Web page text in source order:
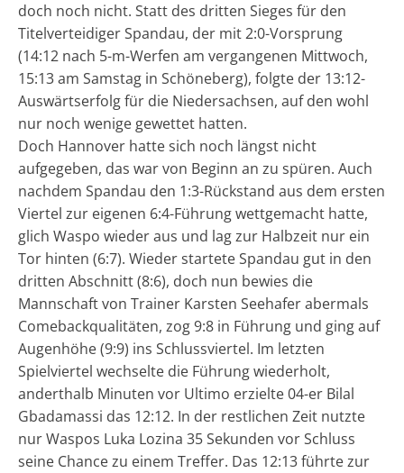
doch noch nicht. Statt des dritten Sieges für den
Titelverteidiger Spandau, der mit 2:0-Vorsprung
(14:12 nach 5-m-Werfen am vergangenen Mittwoch,
15:13 am Samstag in Schöneberg), folgte der 13:12-
Auswärtserfolg für die Niedersachsen, auf den wohl
nur noch wenige gewettet hatten.
Doch Hannover hatte sich noch längst nicht
aufgegeben, das war von Beginn an zu spüren. Auch
nachdem Spandau den 1:3-Rückstand aus dem ersten
Viertel zur eigenen 6:4-Führung wettgemacht hatte,
glich Waspo wieder aus und lag zur Halbzeit nur ein
Tor hinten (6:7). Wieder startete Spandau gut in den
dritten Abschnitt (8:6), doch nun bewies die
Mannschaft von Trainer Karsten Seehafer abermals
Comebackqualitäten, zog 9:8 in Führung und ging auf
Augenhöhe (9:9) ins Schlussviertel. Im letzten
Spielviertel wechselte die Führung wiederholt,
anderthalb Minuten vor Ultimo erzielte 04-er Bilal
Gbadamassi das 12:12. In der restlichen Zeit nutzte
nur Waspos Luka Lozina 35 Sekunden vor Schluss
seine Chance zu einem Treffer. Das 12:13 führte zur